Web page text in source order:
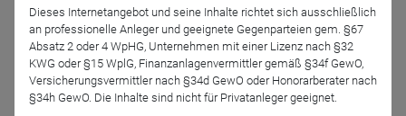
Das erwartet Sie:
- aktuelle Markteinschätzung des DJE-Research
Dieses Internetangebot und seine Inhalte richtet sich ausschließlich
an professionelle Anleger und geeignete Gegenparteien gem. §67
Absatz 2 oder 4 WpHG, Unternehmen mit einer Lizenz nach §32
KWG oder §15 WplG, Finanzanlagenvermittler gemäß §34f GewO,
Versicherungsvermittler nach §34d GewO oder Honorarberater nach
§34h GewO. Die Inhalte sind nicht für Privatanleger geeignet.